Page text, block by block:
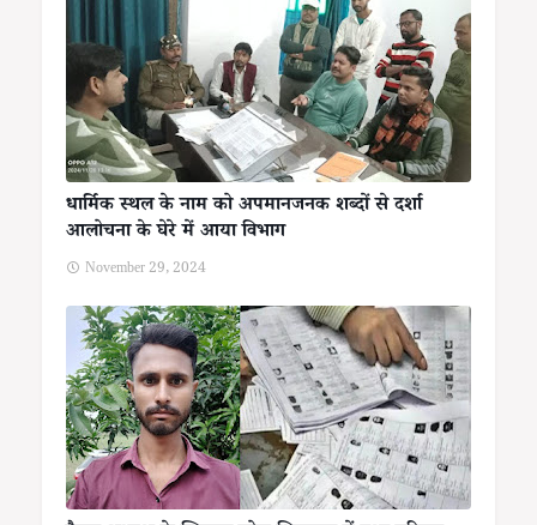
धार्मिक स्थल के नाम को अपमानजनक शब्दों से दर्शा
आलोचना के घेरे में आया विभाग
November 29, 2024